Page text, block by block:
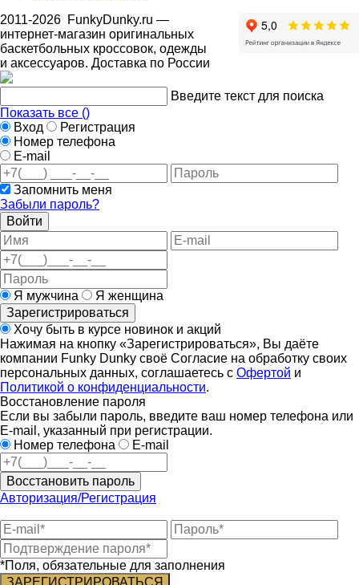
2011-2026 FunkyDunky.ru —
интернет-магазин оригинальных
баскетбольных кроссовок, одежды
и аксессуаров. Доставка по России
Введите текст для поиска
Показать все ()
Вход
Регистрация
Номер телефона
E-mail
Запомнить меня
Забыли пароль?
Войти
Я мужчина
Я женщина
Зарегистрироваться
Хочу быть в курсе новинок и акций
Нажимая на кнопку «Зарегистрироваться», Вы даёте
компании Funky Dunky своё Согласие на обработку своих
персональных данных, соглашаетесь с Офертой и
Политикой о конфиденциальности.
Восстановление пароля
Если вы забыли пароль, введите ваш номер телефона или
E-mail, указанный при регистрации.
Номер телефона
E-mail
Восстановить пароль
Авторизация/Регистрация
*Поля, обязательные для заполнения